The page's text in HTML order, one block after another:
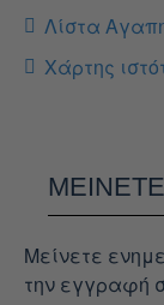
Λίστα
Χάρτης
Μείνετε
την εγγραφή